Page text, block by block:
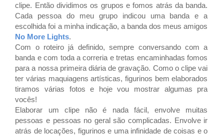
clipe. Então dividimos os grupos e fomos atrás da banda.
Cada pessoa do meu grupo indicou uma banda e a
escolhida foi a minha indicação, a banda dos meus amigos
No More Lights.
Com o roteiro já definido, sempre conversando com a
banda e com toda a correria e tretas encaminhadas fomos
para a nossa primeira diária de gravação. Como o clipe vai
ter várias maquiagens artísticas, figurinos bem elaborados
tiramos várias fotos e hoje vou mostrar algumas pra
vocês!
Elaborar um clipe não é nada fácil, envolve muitas
pessoas e pessoas no geral são complicadas. Envolve ir
atrás de locações, figurinos e uma infinidade de coisas e o